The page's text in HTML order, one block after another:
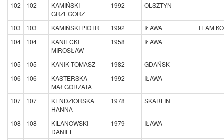
102 102
KAMIŃSKI
GRZEGORZ
1992 OLSZTYN
103 103 KAMIŃSKI PIOTR 1992 IŁAWA
TEAM
104
104
KANIECKI
MIROSŁAW
1958 IŁAWA
105 105 KANIK TOMASZ 1982
GDAŃSK
106
106
KASTERSKA
MAŁGORZATA
1992 IŁAWA
107 107
KENDZIORSKA
HANNA
1978 SKARLIN
108 108
KILANOWSKI
DANIEL
1979 IŁAWA